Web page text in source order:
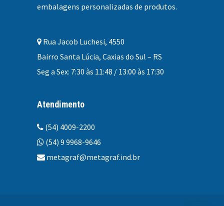
embalagens personalizadas de produtos.
Rua Jacob Luchesi, 4550
Bairro Santa Lúcia, Caxias do Sul – RS
Seg a Sex: 7:30 às 11:48 / 13:00 às 17:30
Atendimento
(54) 4009-2200
(54) 9 9968-9646
metagraf@metagraf.ind.br